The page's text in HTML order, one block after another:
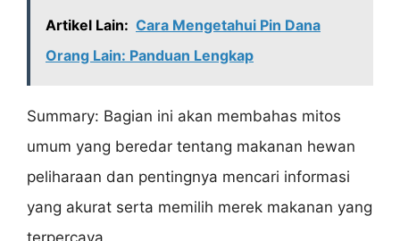
Artikel Lain: Cara Mengetahui Pin Dana
Orang Lain: Panduan Lengkap
Summary: Bagian ini akan membahas mitos
umum yang beredar tentang makanan hewan
peliharaan dan pentingnya mencari informasi
yang akurat serta memilih merek makanan yang